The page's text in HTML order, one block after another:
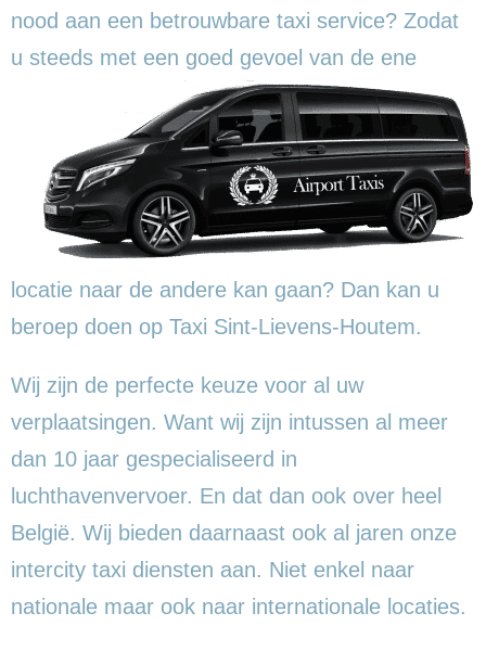
nood aan een betrouwbare taxi service? Zodat
u steeds met een goed gevoel van de ene
locatie naar de andere kan gaan? Dan kan u
beroep doen op Taxi Sint-Lievens-Houtem.
Wij zijn de perfecte keuze voor al uw
verplaatsingen. Want wij zijn intussen al meer
dan 10 jaar gespecialiseerd in
luchthavenvervoer. En dat dan ook over heel
België. Wij bieden daarnaast ook al jaren onze
intercity taxi diensten aan. Niet enkel naar
nationale maar ook naar internationale locaties.